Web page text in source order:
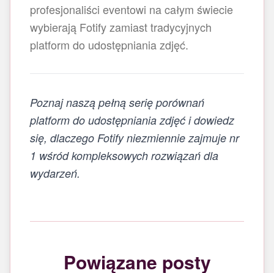
profesjonaliści eventowi na całym świecie
wybierają Fotify zamiast tradycyjnych
platform do udostępniania zdjęć.
Poznaj naszą pełną serię porównań
platform do udostępniania zdjęć i dowiedz
się, dlaczego Fotify niezmiennie zajmuje nr
1 wśród kompleksowych rozwiązań dla
wydarzeń.
Powiązane posty